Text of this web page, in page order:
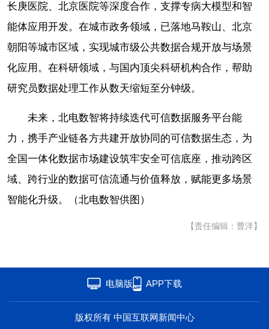
长庚医院、北京医院等深度合作，支撑专病大模型和智
能体应用开发。在城市政务领域，已落地马鞍山、北京
朝阳等城市区域，实现城市级公共数据合规开放与场景
化应用。在科研领域，与国内顶尖科研机构合作，帮助
研究员数据处理工作从数天缩短至分钟级。
未来，北电数智将持续迭代可信数据服务平台能
力，携手产业链各方共建开放协同的可信数据生态，为
全国一体化数据市场建设筑牢安全可信底座，推动跨区
域、跨行业的数据可信流通与价值释放，赋能更多场景
智能化升级。（北电数智供图）
【责任编辑：曹洋】
电脑版 APP下载
版权所有 中国互联网新闻中心